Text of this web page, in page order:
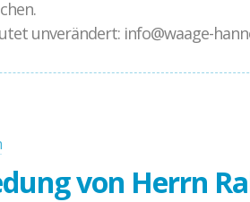
unverändert: info@waage-
von Herrn